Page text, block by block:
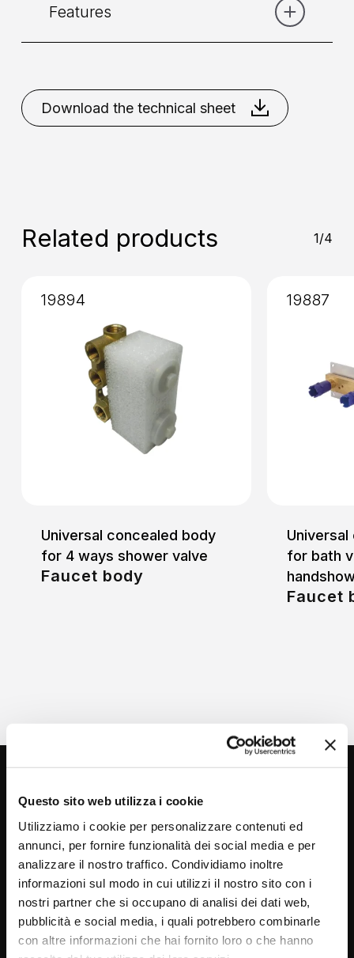
Questo sito web utilizza i cookie
Utilizziamo i cookie per personalizzare contenuti ed
annunci, per fornire funzionalità dei social media e per
analizzare il nostro traffico. Condividiamo inoltre
informazioni sul modo in cui utilizzi il nostro sito con i
nostri partner che si occupano di analisi dei dati web,
pubblicità e social media, i quali potrebbero combinarle
con altre informazioni che hai fornito loro o che hanno
Features
Category:Faucet body
Download the technical sheet
Related products 1/4
Universal concealed body
for 4 ways shower valve
Faucet body
19894
for bath
Faucet
19887
Via C. Rolando 111, Gozzano (NO) 28024
P.IVA 00265030031